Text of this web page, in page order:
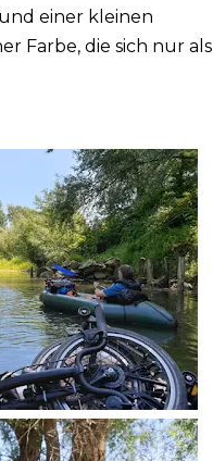
einer kleinen
Farbe, die sich nur als